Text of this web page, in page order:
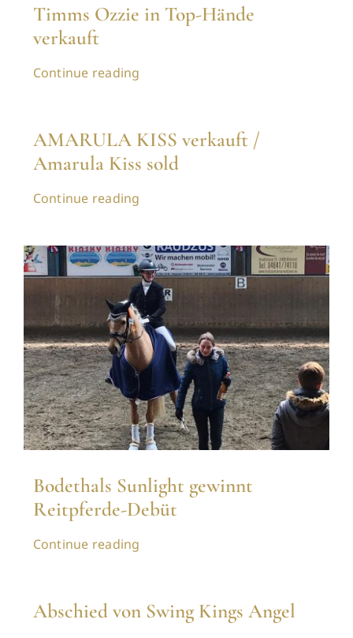
Timms Ozzie in Top-Hände
verkauft
Continue reading
AMARULA KISS verkauft /
Amarula Kiss sold
Continue reading
Bodethals Sunlight gewinnt
Reitpferde-Debüt
Continue reading
Abschied von Swing Kings Angel